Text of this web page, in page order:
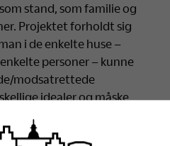
stand, som familie og
Projektet forholdt sig
i de enkelte huse –
personer – kunne
modsatrettede
idealer og måske
til ph.d.-